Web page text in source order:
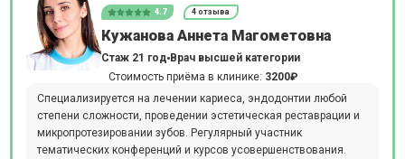
4.7 4 отзыва
Кужанова Аннета Магометовна
Стаж 21 год Врач высшей категории
Стоимость приёма в клинике: 3200₽
Специализируется на лечении кариеса, эндодонтии любой
степени сложности, проведении эстетическая реставрации и
микропротезировании зубов. Регулярный участник
тематических конференций и курсов усовершенствования.